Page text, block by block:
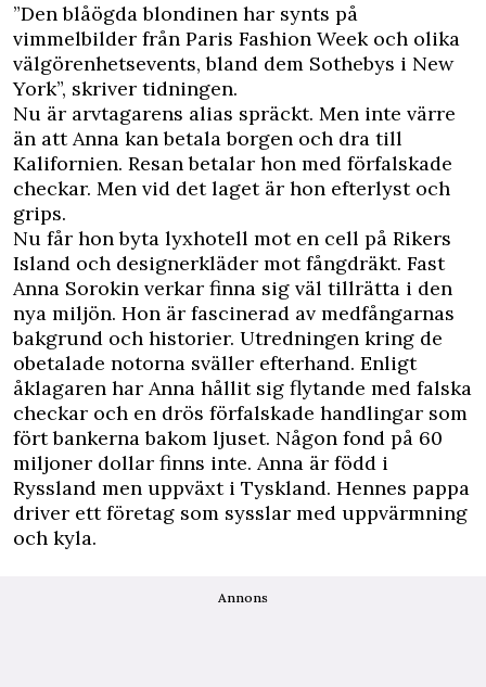
”Den blåögda blondinen har synts på
vimmelbilder från Paris Fashion Week och olika
välgörenhetsevents, bland dem Sothebys i New
York”, skriver tidningen.
Nu är arvtagarens alias spräckt. Men inte värre
än att Anna kan betala borgen och dra till
Kalifornien. Resan betalar hon med förfalskade
checkar. Men vid det laget är hon efterlyst och
grips.
Nu får hon byta lyxhotell mot en cell på Rikers
Island och designerkläder mot fångdräkt. Fast
Anna Sorokin verkar finna sig väl tillrätta i den
nya miljön. Hon är fascinerad av medfångarnas
bakgrund och historier. Utredningen kring de
obetalade notorna sväller efterhand. Enligt
åklagaren har Anna hållit sig flytande med falska
checkar och en drös förfalskade handlingar som
fört bankerna bakom ljuset. Någon fond på 60
miljoner dollar finns inte. Anna är född i
Ryssland men uppväxt i Tyskland. Hennes pappa
driver ett företag som sysslar med uppvärmning
och kyla.
Annons